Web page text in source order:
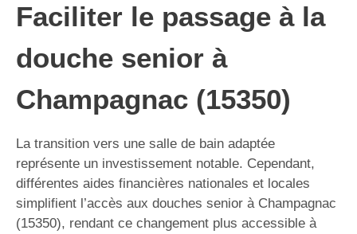
Faciliter le passage à la
douche senior à
Champagnac (15350)
La transition vers une salle de bain adaptée
représente un investissement notable. Cependant,
différentes aides financières nationales et locales
simplifient l’accès aux douches senior à Champagnac
(15350), rendant ce changement plus accessible à